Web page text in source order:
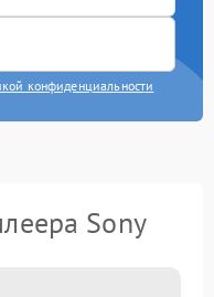
конфиденциальности
Sony